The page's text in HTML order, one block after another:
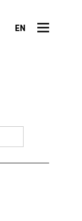
EN